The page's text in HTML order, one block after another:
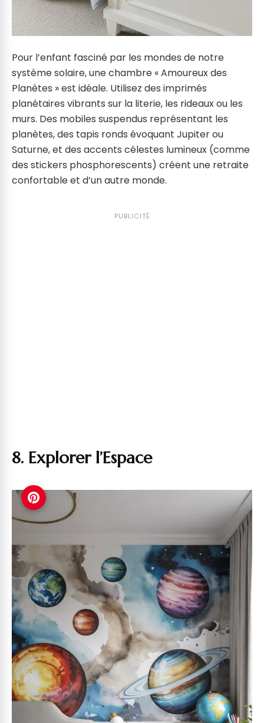
Pour l’enfant fasciné par les mondes de notre
système solaire, une chambre « Amoureux des
Planètes » est idéale. Utilisez des imprimés
planétaires vibrants sur la literie, les rideaux ou les
murs. Des mobiles suspendus représentant les
planètes, des tapis ronds évoquant Jupiter ou
Saturne, et des accents célestes lumineux (comme
des stickers phosphorescents) créent une retraite
confortable et d’un autre monde.
PUBLICITÉ
8. Explorer l’Espace